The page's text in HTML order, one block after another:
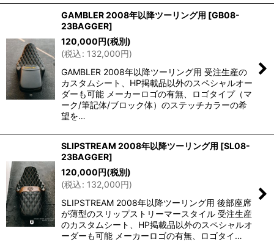
GAMBLER 2008年以降ツーリング用 [GB08-
23BAGGER]
120,000円(税別)
(税込: 132,000円)
GAMBLER 2008年以降ツーリング用 受注生産の
カスタムシート、HP掲載品以外のスペシャルオー
ダーも可能 メーカーロゴの有無、ロゴタイプ（マ
ーク/筆記体/ブロック体）のステッチカラーの希
望を…
SLIPSTREAM 2008年以降ツーリング用 [SL08-
23BAGGER]
120,000円(税別)
(税込: 132,000円)
SLIPSTREAM 2008年以降ツーリング用 後部座席
が薄型のスリップストリーマースタイル 受注生産
のカスタムシート、HP掲載品以外のスペシャルオ
ーダーも可能 メーカーロゴの有無、ロゴタイ…